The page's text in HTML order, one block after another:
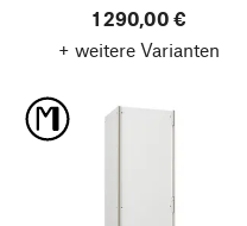
1 290,00 €
+ weitere Varianten